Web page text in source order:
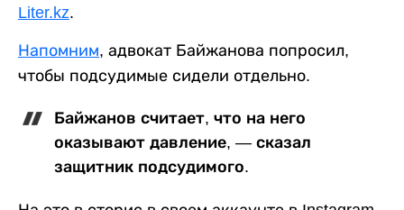
Liter.kz.
Напомним, адвокат Байжанова попросил,
чтобы подсудимые сидели отдельно.
Байжанов считает, что на него
оказывают давление, — сказал
защитник подсудимого.